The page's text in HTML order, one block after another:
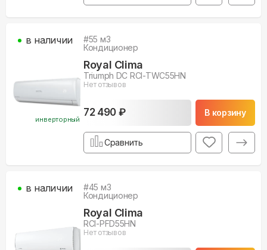
инверторный
#55 м3
Кондиционер
Royal Clima
Triumph DC RCI-TWC55HN
Нет отзывов
72 490 ₽ В корзину
в наличии
Сравнить
#45 м3
Кондиционер
Royal Clima
RCI-PFD55HN
Нет отзывов
в наличии